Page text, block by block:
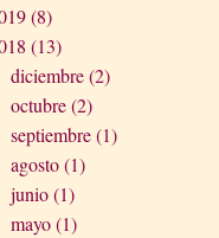
(8)
(13)
diciembre(2)
octubre(2)
septiembre(1)
agosto(1)
junio(1)
mayo(1)